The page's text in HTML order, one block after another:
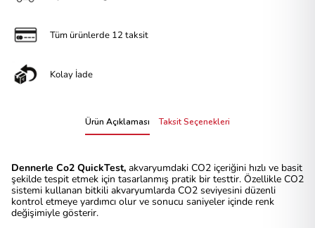
Tüm ürünlerde 12 taksit
Kolay İade
Ürün Açıklaması Taksit Seçenekleri
Dennerle Co2 QuickTest, akvaryumdaki CO2 içeriğini hızlı ve basit
şekilde tespit etmek için tasarlanmış pratik bir testtir. Özellikle CO2
sistemi kullanan bitkili akvaryumlarda CO2 seviyesini düzenli
kontrol etmeye yardımcı olur ve sonucu saniyeler içinde renk
değişimiyle gösterir.